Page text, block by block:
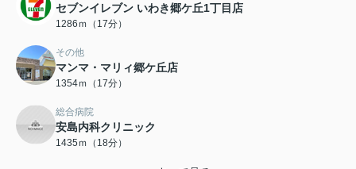
セブンイレブン いわき郷ケ丘1丁目店
1286ｍ（17分）
その他
マンマ・マリィ郷ケ丘店
1354ｍ（17分）
総合病院
安島内科クリニック
1435ｍ（18分）